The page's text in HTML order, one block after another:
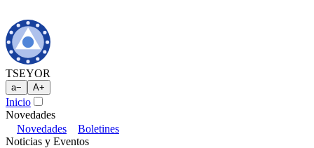
TSEYOR
a− A+
Inicio
Novedades
Novedades
Boletines
Noticias y Eventos